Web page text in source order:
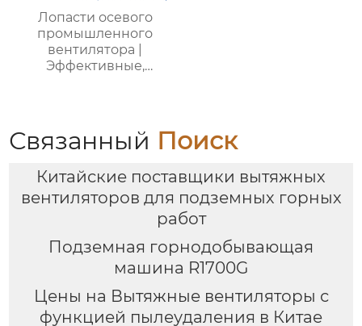
Лопасти осевого
промышленного
вентилятора |
Эффективные,
и низким уровнем
шума
Связанный Поиск
Китайские поставщики вытяжных
вентиляторов для подземных горных
работ
Подземная горнодобывающая
машина R1700G
Цены на Вытяжные вентиляторы с
функцией пылеудаления в Китае